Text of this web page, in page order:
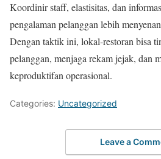
Koordinir staff, elastisitas, dan
pengalaman pelanggan lebih
Dengan taktik ini, lokal-restoran bisa
pelanggan, menjaga rekam jejak, dan
keproduktifan operasional.
Categories: Uncategorized
Leave a